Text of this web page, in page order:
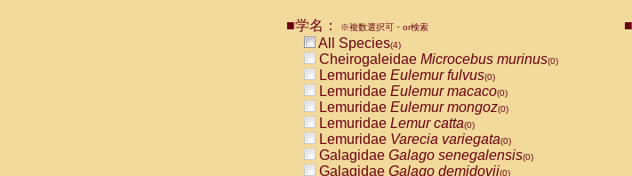
AtelidaeAteles belzebuth
AtelidaeAteles geoffroyi
AtelidaeAteles paniscus(0)
AtelidaeAtelesspp. (0)
AtelidaeLagothrix lagothricha
AtelidaeLagothrix lagothricha cana
PitheciidaeCacajao calvus rubicundus
PitheciidaeCallicebus cupreus
PitheciidaeCallicebus donacophilus
PitheciidaeCallicebus moloch
■学名： ※複数選択可・or検索
All Species(4)
Cheirogaleidae Microcebus murinus(0)
Lemuridae Eulemur fulvus(0)
Lemuridae Eulemur macaco(0)
Lemuridae Eulemur mongoz(0)
Lemuridae Lemur catta(0)
Lemuridae Varecia variegata(0)
Galagidae Galago senegalensis(0)
Galagidae Galago demidovii(0)